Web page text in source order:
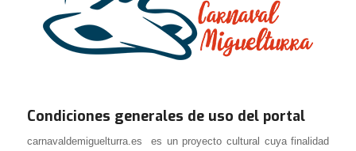
Condiciones generales de uso del portal
carnavaldemiguelturra.es es un proyecto cultural cuya finalidad